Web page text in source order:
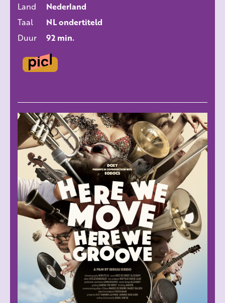
Land
Nederland
Taal
NL ondertiteld
Duur
92 min.